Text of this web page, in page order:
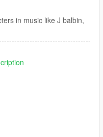
in music like J balbin,